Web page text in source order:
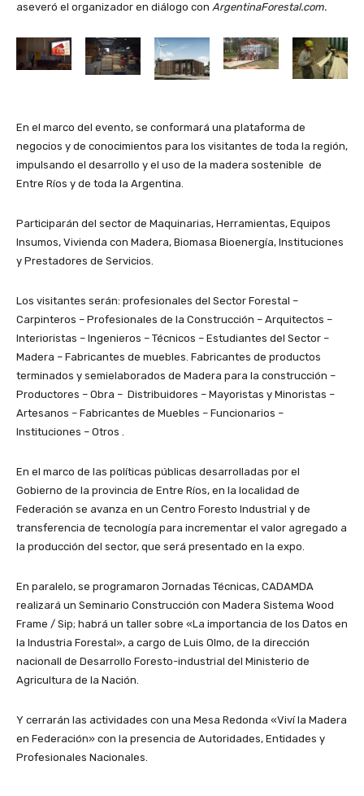
aseveró el organizador en diálogo con ArgentinaForestal.com.
En el marco del evento, se conformará una plataforma de
negocios y de conocimientos para los visitantes de toda la región,
impulsando el desarrollo y el uso de la madera sostenible de
Entre Ríos y de toda la Argentina.
Participarán del sector de Maquinarias, Herramientas, Equipos
Insumos, Vivienda con Madera, Biomasa Bioenergía, Instituciones
y Prestadores de Servicios.
Los visitantes serán: profesionales del Sector Forestal –
Carpinteros – Profesionales de la Construcción – Arquitectos –
Interioristas – Ingenieros – Técnicos – Estudiantes del Sector –
Madera – Fabricantes de muebles. Fabricantes de productos
terminados y semielaborados de Madera para la construcción –
Productores – Obra – Distribuidores – Mayoristas y Minoristas –
Artesanos – Fabricantes de Muebles – Funcionarios –
Instituciones – Otros .
En el marco de las políticas públicas desarrolladas por el
Gobierno de la provincia de Entre Ríos, en la localidad de
Federación se avanza en un Centro Foresto Industrial y de
transferencia de tecnología para incrementar el valor agregado a
la producción del sector, que será presentado en la expo.
En paralelo, se programaron Jornadas Técnicas, CADAMDA
realizará un Seminario Construcción con Madera Sistema Wood
Frame / Sip; habrá un taller sobre «La importancia de los Datos en
la Industria Forestal», a cargo de Luis Olmo, de la dirección
nacionall de Desarrollo Foresto-industrial del Ministerio de
Agricultura de la Nación.
Y cerrarán las actividades con una Mesa Redonda «Viví la Madera
en Federación» con la presencia de Autoridades, Entidades y
Profesionales Nacionales.